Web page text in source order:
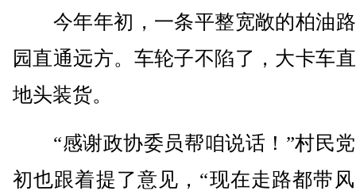
今年年初，一条平整宽敞的柏油
园直通远方。车轮子不陷了，大卡车
地头装货。
“感谢政协委员帮咱说话！”村民
初也跟着提了意见，“现在走路都带